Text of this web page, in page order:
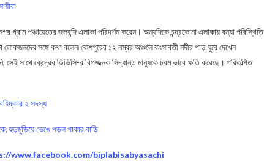
পঞ্চায়েতের জলবন্দি এলাকা পরিদর্শন করেন। অন্যদিকে চন্দ্রকোনা এলাকায় বন্যা পরিস্থিতি
লোকজনদের সঙ্গে কথা বলেন৷ কেশপুরের ১২ নম্বর অঞ্চলে কংসাবতী নদীর পাড় ঘুরে দেখেন
সাথে কেন্দ্রের ডিভিসি-র বিপজ্জনক সিদ্ধান্ত মানুষকে চরম ভাবে ক্ষতি করেছে। পরিকল্পিত
বহিষ্কার ২ সদস্য
হুড়মুড়িয়ে ভেঙে পড়ল পাকার বাড়ি
www.facebook.com/biplabisabyasachi